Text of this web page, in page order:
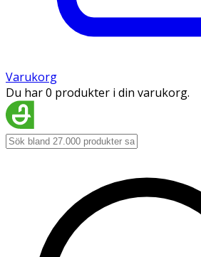
Varukorg
Du har 0 produkter i din varukorg.